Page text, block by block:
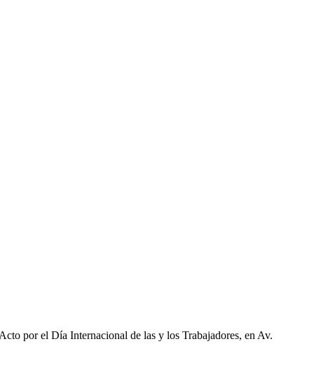
por el Día Internacional de las y los Trabajadores, en Av.